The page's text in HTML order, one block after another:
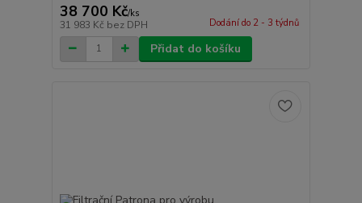
38 700 Kč/ks
31 983 Kč bez DPH Dodání do 2 - 3 týdnů
Přidat do košíku